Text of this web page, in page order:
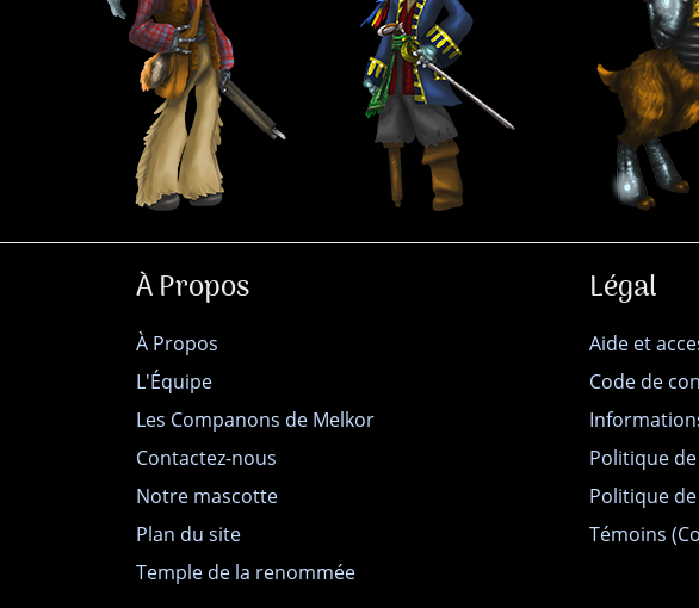
À Propos
À Propos
L'Équipe
Les Companons de Melkor
Contactez-nous
Notre mascotte
Plan du site
Temple de la renommée
Légal
Aide et
Code de
Politique
Politique
Témoins